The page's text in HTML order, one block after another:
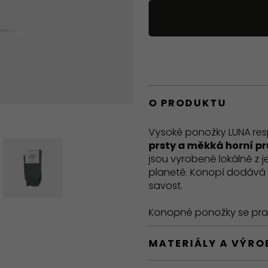
O PRODUKTU
Vysoké ponožky LUNA
prsty a měkká horní
jsou vyrobené lokálně z
planetě. Konopí
savost.
Konopné ponožky se
MATERIÁLY A